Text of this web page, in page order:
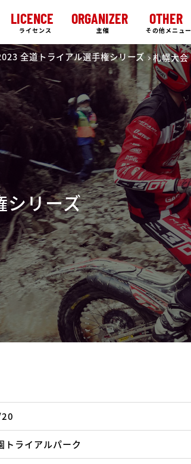
LICENCE
ライセンス
ORGANIZER
主催
OTHER
その他メニュー
全道トライアル選手権シリーズ 札幌大会
シリーズ
トライアルパーク